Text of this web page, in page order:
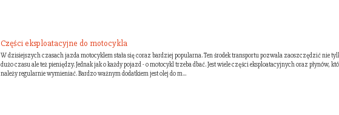
Części eksploatacyjne do motocykla
W dzisiejszych czasach jazda motocyklem stała się coraz bardziej popularna. Ten środek transportu pozwala zaoszczędzić nie
dużo czasu ale też pieniędzy. Jednak jak o każdy pojazd - o motocykl trzeba dbać. Jest wiele części eksploatacyjnych oraz płynów,
należy regularnie wymieniać. Bardzo ważnym dodatkiem jest olej do m...